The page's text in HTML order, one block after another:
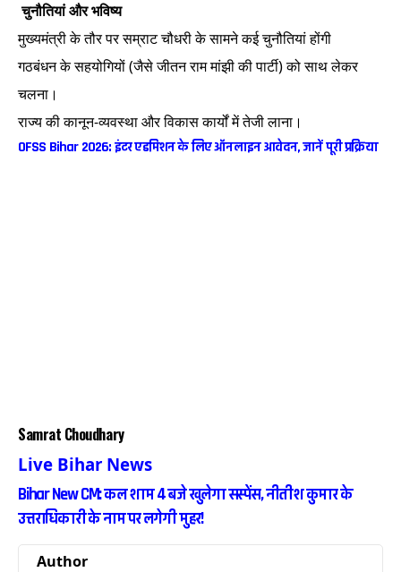
चुनौतियां और भविष्य
मुख्यमंत्री के तौर पर सम्राट चौधरी के सामने कई चुनौतियां होंगी
गठबंधन के सहयोगियों (जैसे जीतन राम मांझी की पार्टी) को साथ लेकर
चलना।
राज्य की कानून-व्यवस्था और विकास कार्यों में तेजी लाना।
OFSS Bihar 2026: इंटर एडमिशन के लिए ऑनलाइन आवेदन, जानें पूरी प्रक्रिया
Samrat Choudhary
Live Bihar News
Bihar New CM: कल शाम 4 बजे खुलेगा सस्पेंस, नीतीश कुमार के
उत्तराधिकारी के नाम पर लगेगी मुहर!
Author